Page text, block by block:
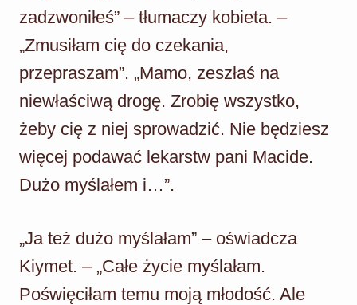
zadzwoniłeś” – tłumaczy kobieta. –
„Zmusiłam cię do czekania,
przepraszam”. „Mamo, zeszłaś na
niewłaściwą drogę. Zrobię wszystko,
żeby cię z niej sprowadzić. Nie będziesz
więcej podawać lekarstw pani Macide.
Dużo myślałem i…”.
„Ja też dużo myślałam” – oświadcza
Kiymet. – „Całe życie myślałam.
Poświęciłam temu moją młodość. Ale